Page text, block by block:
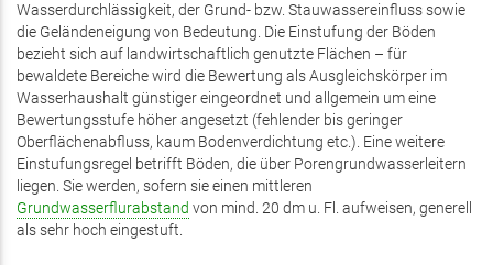
Wasserdurchlässigkeit, der Grund- bzw. Stauwassereinfluss sowie
die Geländeneigung von Bedeutung. Die Einstufung der Böden
bezieht sich auf landwirtschaftlich genutzte Flächen – für
bewaldete Bereiche wird die Bewertung als Ausgleichskörper im
Wasserhaushalt günstiger eingeordnet und allgemein um eine
Bewertungsstufe höher angesetzt (fehlender bis geringer
Oberflächenabfluss, kaum Bodenverdichtung etc.). Eine weitere
Einstufungsregel betrifft Böden, die über Porengrundwasserleitern
liegen. Sie werden, sofern sie einen mittleren
Grundwasserflurabstand von mind. 20 dm u. Fl. aufweisen, generell
als sehr hoch eingestuft.